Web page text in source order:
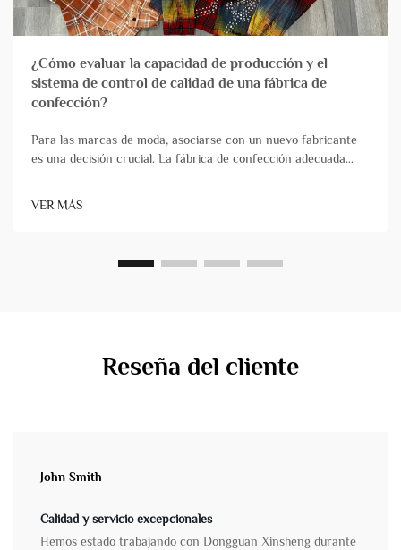
¿Cómo evaluar la capacidad de producción y el
sistema de control de calidad de una fábrica de
confección?
Para las marcas de moda, asociarse con un nuevo fabricante
es una decisión crucial. La fábrica de confección adecuada
transformando de forma fiable los diseños en productos de
alta calidad que llegan puntualmente. Por el contrario, ch...
VER MÁS
Reseña del cliente
John Smith
Calidad y servicio excepcionales
Hemos estado trabajando con Dongguan Xinsheng durante